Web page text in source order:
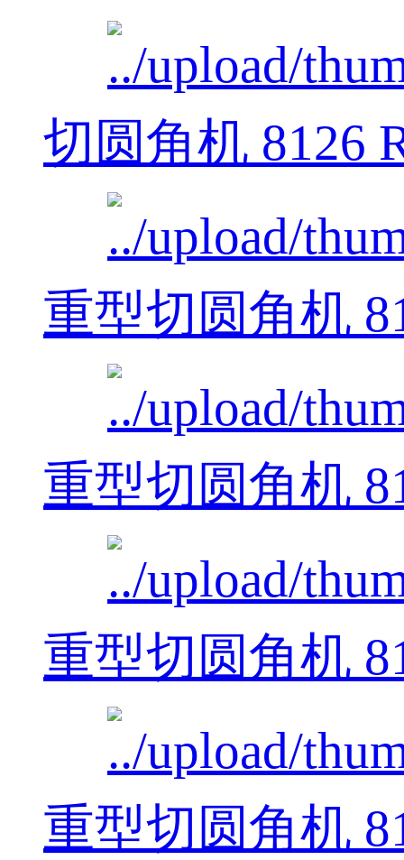
切圆角机 8126
重型切圆角机
重型切圆角机
重型切圆角机
重型切圆角机